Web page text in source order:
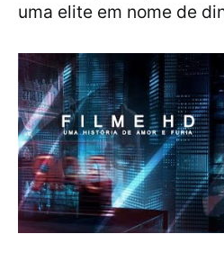
uma elite em nome de